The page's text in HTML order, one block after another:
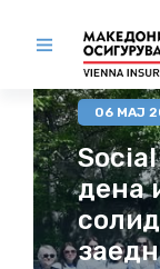
06 МАЈ
дена